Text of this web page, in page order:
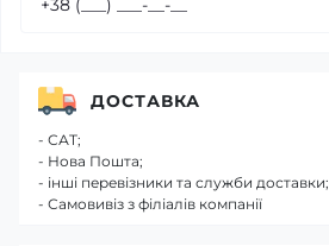
ДОСТАВКА
- САТ;
- Нова Пошта;
- інші перевізники та служби доставки;
- Самовивіз з філіалів компанії